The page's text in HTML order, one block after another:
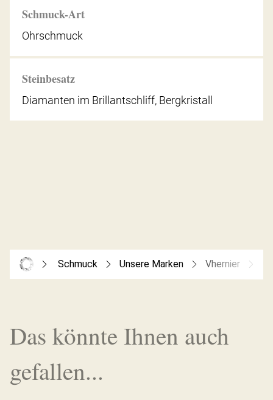
Schmuck-Art
Ohrschmuck
Steinbesatz
Diamanten im Brillantschliff, Bergkristall
Schmuck Unsere Marken Vhernier
Das könnte Ihnen auch
gefallen...